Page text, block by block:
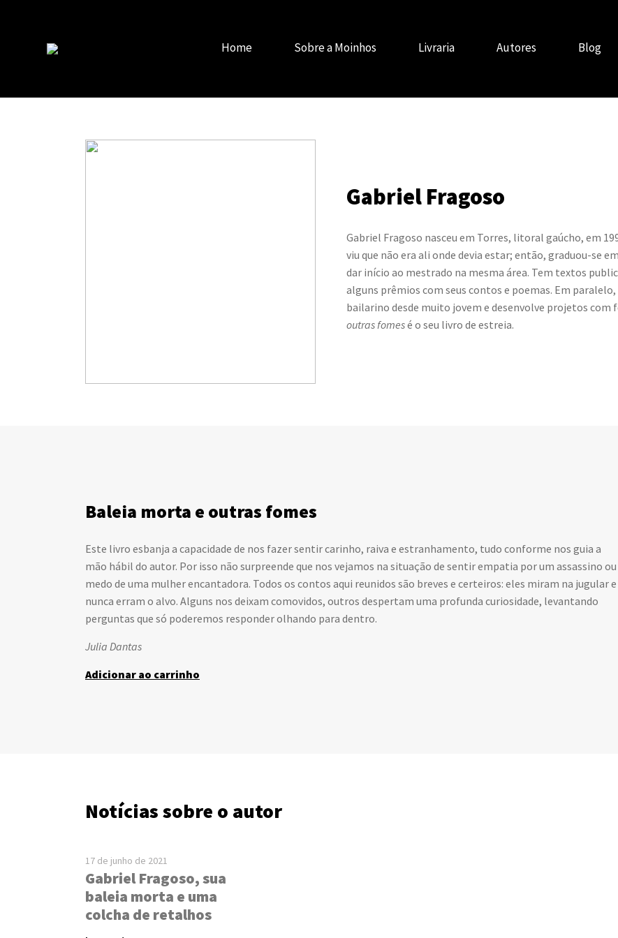
Home Sobre a Moinhos Livraria Autores Blog
Gabriel Fragoso
Gabriel Fragoso nasceu em Torres, litoral gaúcho, em
viu que não era ali onde devia estar; então, graduou-se
dar início ao mestrado na mesma área. Tem textos
alguns prêmios com seus contos e poemas. Em
bailarino desde muito jovem e desenvolve projetos
outras fomesé o seu livro de estreia.
Baleia morta e outras fomes
Este livro esbanja a capacidade de nos fazer sentir carinho, raiva e estranhamento, tudo conforme nos guia a
mão hábil do autor. Por isso não surpreende que nos vejamos na situação de sentir empatia por um assassino ou
medo de uma mulher encantadora. Todos os contos aqui reunidos são breves e certeiros: eles miram na jugular e
nunca erram o alvo. Alguns nos deixam comovidos, outros despertam uma profunda curiosidade, levantando
perguntas que só poderemos responder olhando para dentro.
Julia Dantas
Adicionar ao carrinho
Notícias sobre o autor
17 de junho de 2021
Gabriel Fragoso, sua
baleia morta e uma
colcha de retalhos